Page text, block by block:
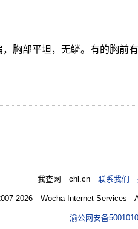
胸部平坦，无鳞。有的胸前
我查网 chl.cn联系我们
2026 Wocha Internet Services
渝公网安备